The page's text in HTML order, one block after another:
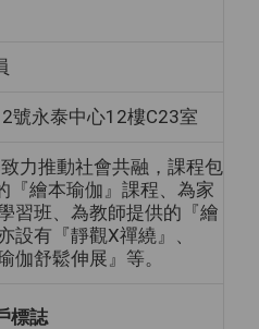
號永泰中心12樓C23室
力推動社會共融，課程包
『繪本瑜伽』課程、為家
習班、為教師提供的『繪
設有『靜觀X禪繞』、
伽舒鬆伸展』等。
標誌